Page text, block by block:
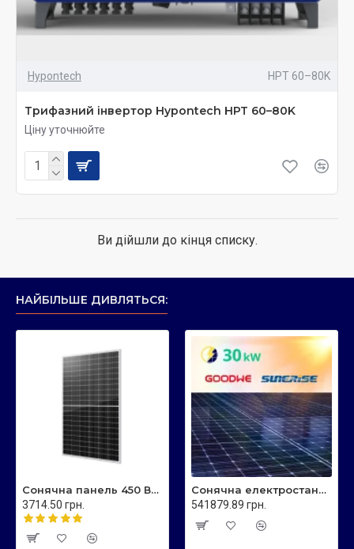
Hypontech HPT 60–80K
Трифазний інвертор Hypontech HPT 60–80K
Ціну уточнюйте
Ви дійшли до кінця списку.
НАЙБІЛЬШЕ ДИВЛЯТЬСЯ:
Сонячна панель 450 Вт Sunerise JC450-108M N-тип, двостороння
3714.50 грн.
Сонячна електростанція 30 кВт - мережева JC585 Sunerise
541879.89 грн.